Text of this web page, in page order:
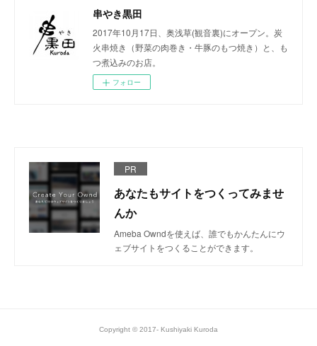
串やき黒田
2017年10月17日、奥浅草(観音裏)にオープン。炭
火串焼き（野菜の肉巻き・牛豚のもつ焼き）と、も
つ煮込みのお店。
フォロー
PR
あなたもサイトをつくってみませ
んか
Ameba Owndを使えば、誰でもかんたんにウ
ェブサイトをつくることができます。
Copyright © 2017- Kushiyaki Kuroda